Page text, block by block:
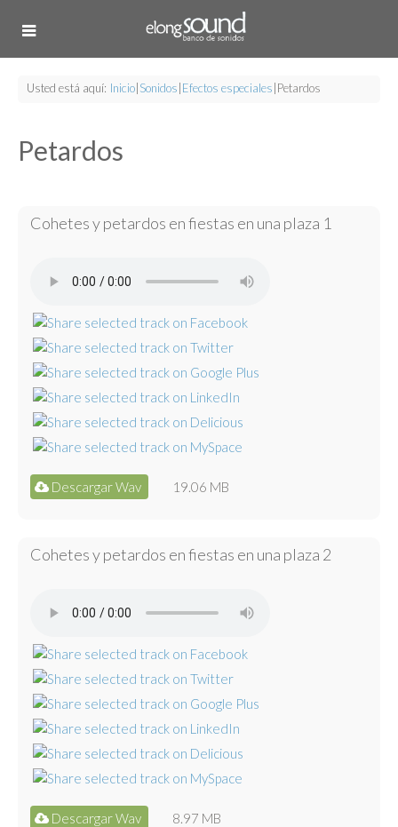
Usted está aquí: Inicio Sonidos Efectos especiales Petardos
Petardos
Cohetes y petardos en fiestas en una plaza 1
Descargar Wav 19.06 MB
Cohetes y petardos en fiestas en una plaza 2
Descargar Wav 8.97 MB